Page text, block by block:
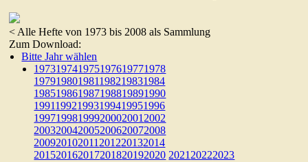
< Alle Hefte von 1973 bis 2008 als Sammlung
Zum Download:
Bitte Jahr wählen
197319741975197619771978
197919801981198219831984
198519861987198819891990
199119921993199419951996
19971998199920002001 2002
200320042005200620072008
200920102011 201220132014
201520162017201820192020 2021 20222023